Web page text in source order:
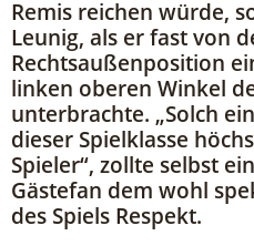
Remis reichen würde,
Leunig, als er fast von
Rechtsaußenposition
linken oberen Winkel
unterbrachte. „Solch
dieser Spielklasse
Spieler“, zollte selbst
Gästefan dem wohl
des Spiels Respekt.